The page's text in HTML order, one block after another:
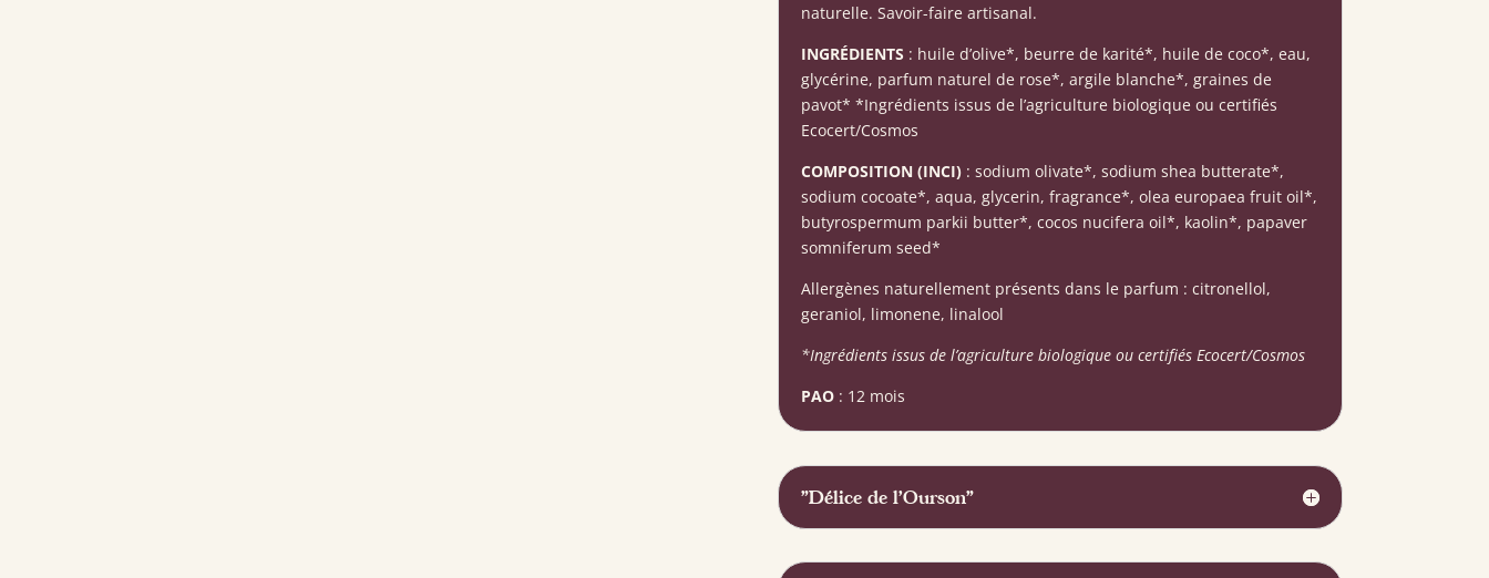
naturelle. Savoir-faire artisanal.
INGRÉDIENTS : huile d’olive*, beurre de karité*, huile de coco*, eau,
glycérine, parfum naturel de rose*, argile blanche*, graines de
pavot* *Ingrédients issus de l’agriculture biologique ou certifiés
Ecocert/Cosmos
COMPOSITION (INCI): sodium olivate*, sodium shea butterate*,
sodium cocoate*, aqua, glycerin, fragrance*, olea europaea fruit oil*,
butyrospermum parkii butter*, cocos nucifera oil*, kaolin*, papaver
somniferum seed*
Allergènes naturellement présents dans le parfum : citronellol,
geraniol, limonene, linalool
*Ingrédients issus de l’agriculture biologique ou certifiés Ecocert/Cosmos
PAO: 12 mois
"Délice de l'Ourson"